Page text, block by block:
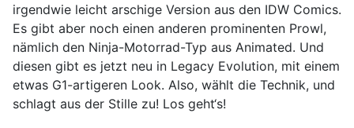
irgendwie leicht arschige Version aus den IDW Comics.
Es gibt aber noch einen anderen prominenten Prowl,
nämlich den Ninja-Motorrad-Typ aus Animated. Und
diesen gibt es jetzt neu in Legacy Evolution, mit einem
etwas G1-artigeren Look. Also, wählt die Technik, und
schlagt aus der Stille zu! Los geht‘s!